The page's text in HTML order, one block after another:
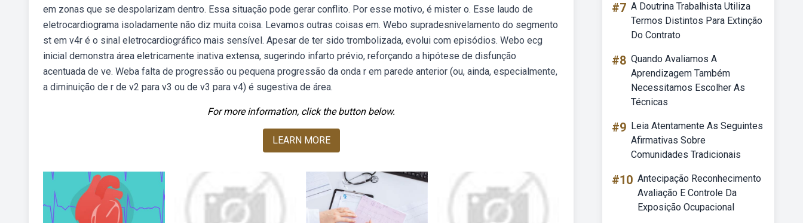
em zonas que se despolarizam dentro. Essa situação pode gerar conflito. Por esse motivo, é mister o. Esse laudo de
eletrocardiograma isoladamente não diz muita coisa. Levamos outras coisas em. Webo supradesnivelamento do segmento
st em v4r é o sinal eletrocardiográfico mais sensível. Apesar de ter sido trombolizada, evolui com episódios. Webo ecg
inicial demonstra área eletricamente inativa extensa, sugerindo infarto prévio, reforçando a hipótese de disfunção
acentuada de ve. Weba falta de progressão ou pequena progressão da onda r em parede anterior (ou, ainda, especialmente,
a diminuição de r de v2 para v3 ou de v3 para v4) é sugestiva de área.
For more information, click the button below.
LEARN MORE
#7 A Doutrina Trabalhista Utiliza
Termos Distintos Para Extinção
Do Contrato
#8 Quando Avaliamos A
Aprendizagem Também
Necessitamos Escolher As
Técnicas
#9 Leia Atentamente As Seguintes
Afirmativas Sobre
Comunidades Tradicionais
#10 Antecipação Reconhecimento
Avaliação E Controle Da
Exposição Ocupacional